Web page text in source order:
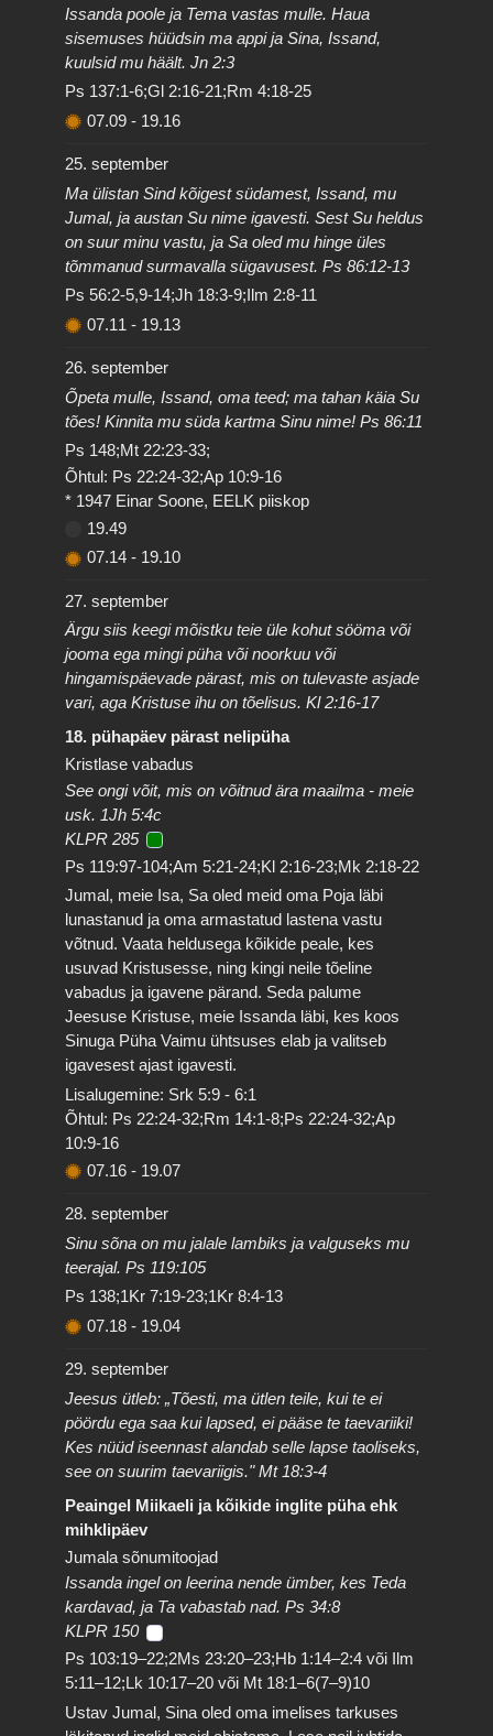
Issanda poole ja Tema vastas mulle. Haua
sisemuses hüüdsin ma appi ja Sina, Issand,
kuulsid mu häält. Jn 2:3
Ps 137:1-6;Gl 2:16-21;Rm 4:18-25
07.09 - 19.16
25. september
Ma ülistan Sind kõigest südamest, Issand, mu
Jumal, ja austan Su nime igavesti. Sest Su heldus
on suur minu vastu, ja Sa oled mu hinge üles
tõmmanud surmavalla sügavusest. Ps 86:12-13
Ps 56:2-5,9-14;Jh 18:3-9;Ilm 2:8-11
07.11 - 19.13
26. september
Õpeta mulle, Issand, oma teed; ma tahan käia Su
tões! Kinnita mu süda kartma Sinu nime! Ps 86:11
Ps 148;Mt 22:23-33;
Õhtul: Ps 22:24-32;Ap 10:9-16
* 1947 Einar Soone, EELK piiskop
19.49
07.14 - 19.10
27. september
Ärgu siis keegi mõistku teie üle kohut sööma või
jooma ega mingi püha või noorkuu või
hingamispäevade pärast, mis on tulevaste asjade
vari, aga Kristuse ihu on tõelisus. Kl 2:16-17
18. pühapäev pärast nelipüha
Kristlase vabadus
See ongi võit, mis on võitnud ära maailma - meie
usk. 1Jh 5:4c
KLPR 285
Ps 119:97-104;Am 5:21-24;Kl 2:16-23;Mk 2:18-22
Jumal, meie Isa, Sa oled meid oma Poja läbi
lunastanud ja oma armastatud lastena vastu
võtnud. Vaata heldusega kõikide peale, kes
usuvad Kristusesse, ning kingi neile tõeline
vabadus ja igavene pärand. Seda palume
Jeesuse Kristuse, meie Issanda läbi, kes koos
Sinuga Püha Vaimu ühtsuses elab ja valitseb
igavesest ajast igavesti.
Lisalugemine: Srk 5:9 - 6:1
Õhtul: Ps 22:24-32;Rm 14:1-8;Ps 22:24-32;Ap
10:9-16
07.16 - 19.07
28. september
Sinu sõna on mu jalale lambiks ja valguseks mu
teerajal. Ps 119:105
Ps 138;1Kr 7:19-23;1Kr 8:4-13
07.18 - 19.04
29. september
Jeesus ütleb: „Tõesti, ma ütlen teile, kui te ei
pöördu ega saa kui lapsed, ei pääse te taevariiki!
Kes nüüd iseennast alandab selle lapse taoliseks,
see on suurim taevariigis." Mt 18:3-4
Peaingel Miikaeli ja kõikide inglite püha ehk
mihklipäev
Jumala sõnumitoojad
Issanda ingel on leerina nende ümber, kes Teda
kardavad, ja Ta vabastab nad. Ps 34:8
KLPR 150
Ps 103:19–22;2Ms 23:20–23;Hb 1:14–2:4 või Ilm
5:11–12;Lk 10:17–20 või Mt 18:1–6(7–9)10
Ustav Jumal, Sina oled oma imelises tarkuses